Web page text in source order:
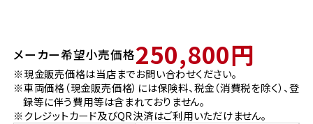
レンタルバイク
洋用品
メーカー希望小売価格250,800円
※現金販売価格は当店までお問い合わせください。
※車両価格（現金販売価格）には保険料、税金（消費税を除く）、登
録等に伴う費用等は含まれておりません。
※クレジットカード及びQR決済はご利用いただけません。
宮城県
ホンダドリーム 仙台泉
ホンダドリーム 西東京
ホンダドリーム 練馬
ホンダドリーム 名古屋南
ホンダドリーム 小牧
ホンダドリーム 箕面
ホンダドリーム 藤井寺
広島県
ホンダドリーム 広島
ホンダドリーム 福岡東
ホンダドリーム 久留米